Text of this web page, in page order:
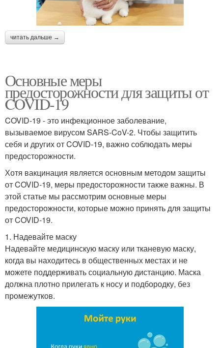
читать дальше →
Основные меры
предосторожности для защиты от
COVID-19
COVID-19 - это инфекционное заболевание,
вызываемое вирусом SARS-CoV-2. Чтобы защитить
себя и других от COVID-19, важно соблюдать меры
предосторожности.
Хотя вакцинация является основным методом защиты
от COVID-19, меры предосторожности также важны. В
этой статье мы рассмотрим основные меры
предосторожности, которые можно принять для защиты
от COVID-19.
1. Надевайте маску
Надевайте медицинскую маску или тканевую маску,
когда вы находитесь в общественных местах и не
можете поддерживать социальную дистанцию. Маска
должна плотно прилегать к носу и подбородку, без
промежутков.